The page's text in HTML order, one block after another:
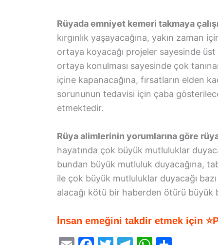
Rüyada emniyet kemeri takmaya
kırgınlık yaşayacağına, yakın zaman
ortaya koyacağı projeler sayesinde
ortaya konulması sayesinde çok
içine kapanacağına, fırsatların elden
sorununun tedavisi için çaba
etmektedir.
Rüya alimlerinin yorumlarına göre
hayatında çok büyük mutluluklar
bundan büyük mutluluk duyacağına,
ile çok büyük mutluluklar duyacağı
alacağı kötü bir haberden ötürü
İnsan emeğini takdir etmek için